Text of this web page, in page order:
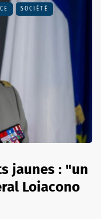
SOCIÉTÉ
jaunes : "un
Loiacono